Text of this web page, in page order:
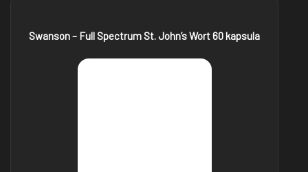
Swanson – Full Spectrum St. John’s Wort 60 kapsula